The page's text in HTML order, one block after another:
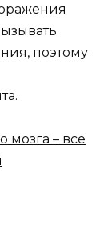
поэтому
мозга – все